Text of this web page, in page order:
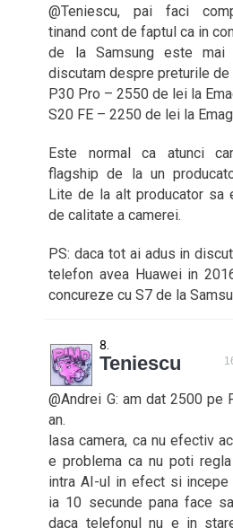
@Teniescu, pai faci
tinand cont de faptul ca in
de la Samsung este
discutam despre preturile de
P30 Pro – 2550 de lei la
S20 FE – 2250 de lei la Emag
Este normal ca atunci
flagship de la un
Lite de la alt producator sa
de calitate a camerei.
PS: daca tot ai adus in
telefon avea Huawei in
concureze cu S7 de la
Teniescu
@Andrei G: am dat 2500 pe
an.
lasa camera, ca nu efectiv
e problema ca nu poti
intra AI-ul in efect si
ia 10 secunde pana face
daca telefonul nu e in